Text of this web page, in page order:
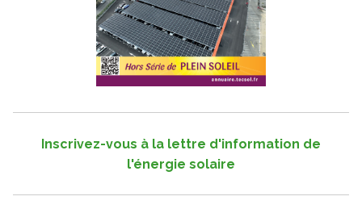
Inscrivez-vous à la lettre d'information de
l'énergie solaire